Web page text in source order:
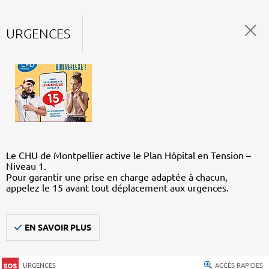
URGENCES
Le CHU de Montpellier active le Plan Hôpital en Tension –
Niveau 1.
Pour garantir une prise en charge adaptée à chacun,
appelez le 15 avant tout déplacement aux urgences.
EN SAVOIR PLUS
URGENCES ACCÈS RAPIDES